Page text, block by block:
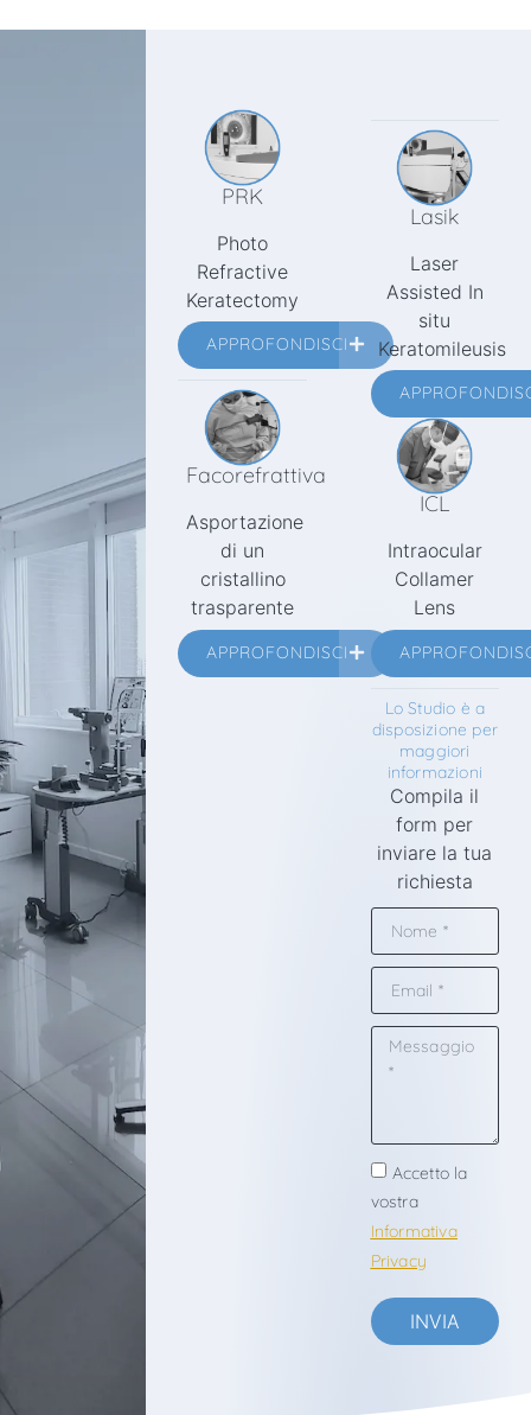
PRK
Photo
Refractive
Keratectomy
APPROFONDISCI
Facorefrattiva
Asportazione
di un
cristallino
trasparente
APPROFONDISCI
Lasik
Laser
Assisted In
situ
Keratomileusis
ICL
Intraocular
Collamer
Lens
Lo Studio è a
disposizione per
maggiori
informazioni
Compila il
form per
inviare la tua
richiesta
Accetto la
vostra
Informativa
Privacy
INVIA